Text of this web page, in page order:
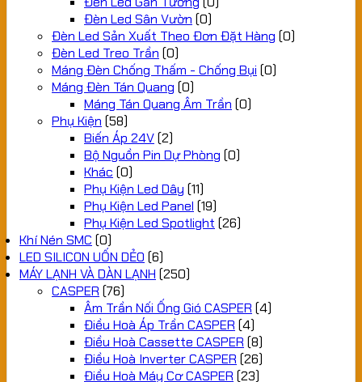
Đèn Led Sân Vườn (0)
Đèn Led Sản Xuất Theo Đơn Đặt Hàng (0)
Đèn Led Treo Trần (0)
Máng Đèn Chống Thấm - Chống Bụi (0)
Máng Đèn Tán Quang (0)
Máng Tán Quang Âm Trần (0)
Phụ Kiện (58)
Biến Áp 24V(2)
Bộ Nguồn Pin Dự Phòng (0)
Khác (0)
Phụ Kiện Led Dây (11)
Phụ Kiện Led Panel (19)
Phụ Kiện Led Spotlight (26)
Khí Nén SMC (0)
LED SILICON UỐN DẺO (6)
MÁY LẠNH VÀ DÀN LẠNH (250)
CASPER (76)
Âm Trần Nối Ống Gió CASPER (4)
Điều Hoà Áp Trần CASPER (4)
Điều Hoà Cassette CASPER (8)
Điều Hoà Inverter CASPER (26)
Điều Hoà Máy Cơ CASPER (23)